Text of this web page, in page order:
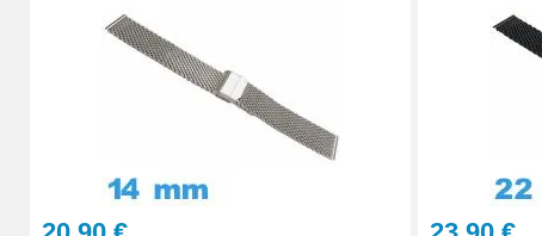
Chasse Goupille Montre Professionnel
20,90 €
Porte-bracelet réparation montre